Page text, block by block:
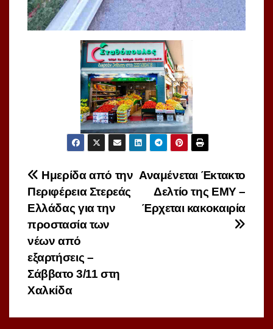
Πλοήγηση
άρθρων
Αναμένεται Έκτακτο
Δελτίο της ΕΜΥ –
Έρχεται κακοκαιρία
Ημερίδα από την
Περιφέρεια Στερεάς
Ελλάδας για την
προστασία των
νέων από
εξαρτήσεις –
Σάββατο 3/11 στη
Χαλκίδα